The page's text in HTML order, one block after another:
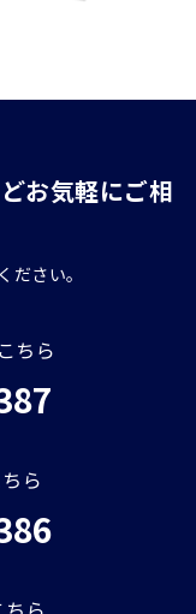
お気軽にご相
ださい。
ちら
ら